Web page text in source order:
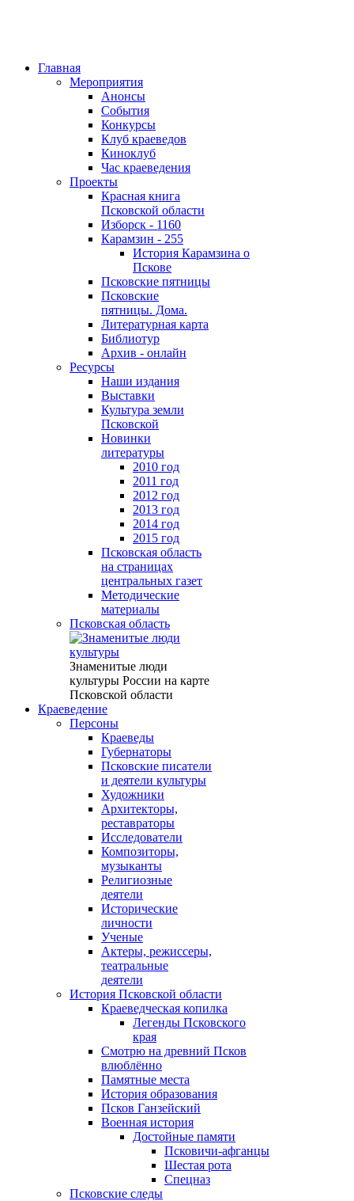
Главная
Мероприятия
Анонсы
События
Конкурсы
Клуб краеведов
Киноклуб
Час краеведения
Проекты
Красная книга
Псковской области
Изборск - 1160
Карамзин - 255
История Карамзина о
Пскове
Псковские пятницы
Псковские
пятницы. Дома.
Литературная карта
Библиотур
Архив - онлайн
Ресурсы
Наши издания
Выставки
Культура земли
Псковской
Новинки
литературы
2010 год
2011 год
2012 год
2013 год
2014 год
2015 год
Псковская область
на страницах
центральных газет
Методические
материалы
Псковская область
Знаменитые люди
культуры России на карте
Псковской области
Краеведение
Персоны
Краеведы
Губернаторы
Псковские писатели
и деятели культуры
Художники
Архитекторы,
реставраторы
Исследователи
Композиторы,
музыканты
Религиозные
деятели
Исторические
личности
Ученые
Актеры, режиссеры,
театральные
деятели
История Псковской области
Краеведческая копилка
Легенды Псковского
края
Смотрю на древний Псков
влюблённо
Памятные места
История образования
Псков Ганзейский
Военная история
Достойные памяти
Псковичи-афганцы
Шестая рота
Спецназ
Псковские следы